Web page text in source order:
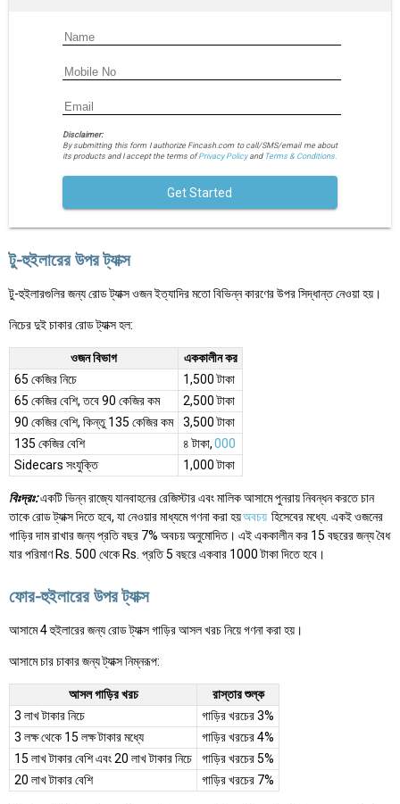
Disclaimer:
By submitting this form I authorize Fincash.com to call/SMS/email me about
its products and I accept the terms ofPrivacy Policyand Terms & Conditions.
Get Started
টু-হুইলারের উপর ট্যাক্স
টু-হুইলারগুলির জন্য রোড ট্যাক্স ওজন ইত্যাদির মতো বিভিন্ন কারণের উপর সিদ্ধান্ত নেওয়া হয়।
নিচের দুই চাকার রোড ট্যাক্স হল:
ওজন বিভাগ
এককালীন কর
65 কেজির নিচে
1,500 টাকা
65 কেজির বেশি, তবে 90 কেজির কম
2,500 টাকা
90 কেজির বেশি, কিন্তু 135 কেজির কম
3,500 টাকা
135 কেজির বেশি
৪ টাকা,000
Sidecars সংযুক্তি
1,000 টাকা
বিঃদ্রঃ:একটি ভিন্ন রাজ্যে যানবাহনের রেজিস্টার এবং মালিক আসামে পুনরায় নিবন্ধন করতে চান
তাকে রোড ট্যাক্স দিতে হবে, যা নেওয়ার মাধ্যমে গণনা করা হয়অবচয় হিসেবের মধ্যে. একই ওজনের
গাড়ির দাম রাখার জন্য প্রতি বছর 7% অবচয় অনুমোদিত। এই এককালীন কর 15 বছরের জন্য বৈধ
যার পরিমাণ Rs. 500 থেকে Rs. প্রতি 5 বছরে একবার 1000 টাকা দিতে হবে।
ফোর-হুইলারের উপর ট্যাক্স
আসামে 4 হুইলারের জন্য রোড ট্যাক্স গাড়ির আসল খরচ নিয়ে গণনা করা হয়।
আসামে চার চাকার জন্য ট্যাক্স নিম্নরূপ:
আসল গাড়ির খরচ
রাস্তার শুল্ক
3 লাখ টাকার নিচে
গাড়ির খরচের 3%
3 লক্ষ থেকে 15 লক্ষ টাকার মধ্যে
গাড়ির খরচের 4%
15 লাখ টাকার বেশি এবং 20 লাখ টাকার নিচে
গাড়ির খরচের 5%
20 লাখ টাকার বেশি
গাড়ির খরচের 7%